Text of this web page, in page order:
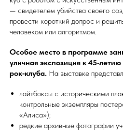
— свидетелем убийства своего
провести короткий допрос и
человеком или алгоритмом.
Особое место в программе
уличная экспозиция к
рок‑клуба. На выставке
лайтбоксы с историческими
контрольные экземпляры
«Алиса»);
редкие архивные фотографии